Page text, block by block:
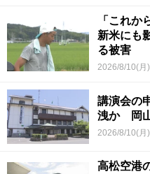
「これ
新米にも
る被害
2026/8/10(月
講演会の
洩か 岡
2026/8/10(月
高松空港